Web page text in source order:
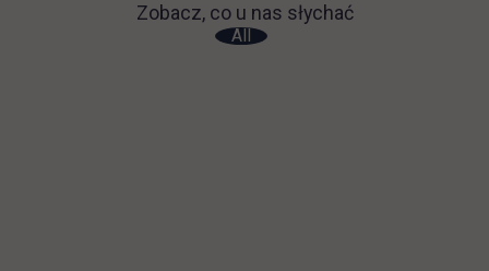
Zobacz, co u nas słychać
Filter network
All